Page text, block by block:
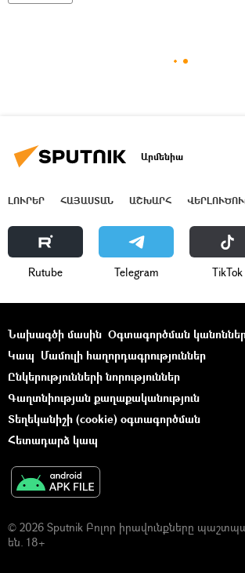
Արմենիա
ԼՈՒՐԵՐ ՀԱՅԱՍՏԱՆ ԱՇԽԱՐՀ
Rutube Telegram ТikТоk
Նախագծի մասին Օգտագործման
Կապ Մամուլի հաղորդագրություններ
Ընկերությունների նորություններ
Գաղտնիության քաղաքականություն
Տեղեկանիշի (cookie) օգտագործման
Հետադարձ կապ
© 2026 Sputnik Բոլոր իրավունքները
են. 18+